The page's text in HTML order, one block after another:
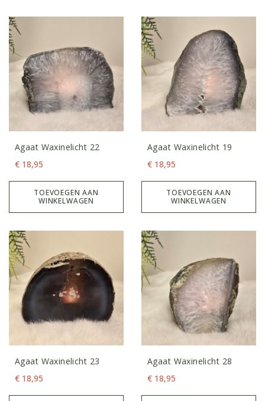
Agaat Waxinelicht 22
€ 18,95
TOEVOEGEN AAN
WINKELWAGEN
Agaat Waxinelicht 19
€ 18,95
TOEVOEGEN AAN
WINKELWAGEN
Agaat Waxinelicht 23
€ 18,95
Agaat Waxinelicht 28
€ 18,95